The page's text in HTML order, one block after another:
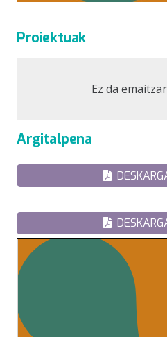
Proiektuak
Ez da
Argitalpena